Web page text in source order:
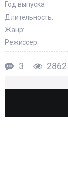
Год выпуска:
Длительность:
Жанр:
Режиссер:
3